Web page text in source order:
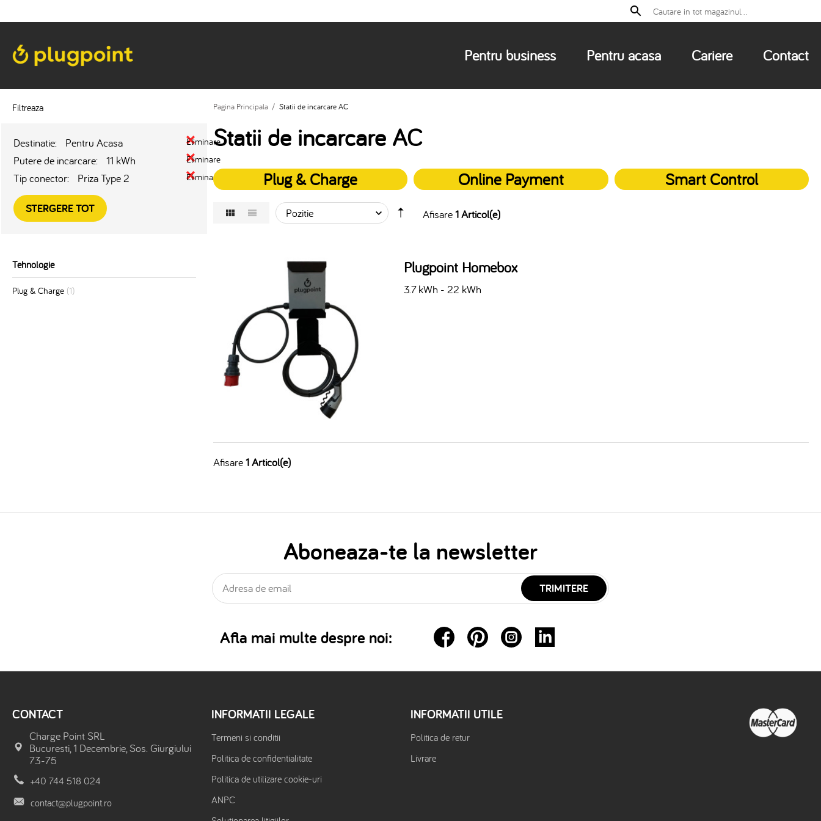
Pentru business Pentru acasa Cariere Contact
Filtreaza
Destinatie: Pentru Acasa Eliminare
Putere de incarcare: 11 kWh Eliminare
Tip conector: Priza Type 2 Eliminare
STERGERE TOT
Tehnologie
Plug & Charge (1)
Pagina Principala / Statii de incarcare AC
Statii de incarcare AC
Plug & Charge Online Payment Smart Control
Afisare1 Articol(e)
Plugpoint Homebox
3.7 kWh - 22 kWh
Afisare1 Articol(e)
Aboneaza-te la newsletter
TRIMITERE
Afla mai multe despre noi:
CONTACT
Charge Point SRL
Bucuresti, 1 Decembrie, Sos. Giurgiului
73-75
+40 744 518 024
contact@plugpoint.ro
INFORMATII LEGALE
Termeni si conditii
Politica de confidentialitate
Politica de utilizare cookie-uri
ANPC
INFORMATII UTILE
Politica de retur
Livrare